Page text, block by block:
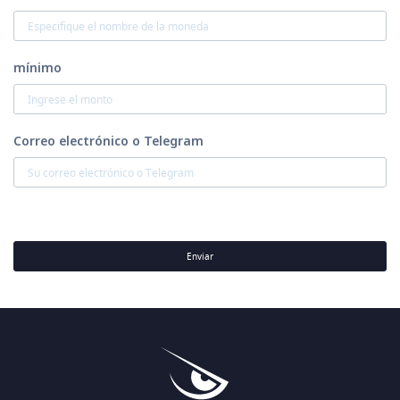
mínimo
Correo electrónico o Telegram
Enviar